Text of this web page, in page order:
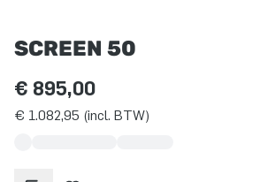
SCREEN 50
€ 895,00
€ 1.082,95 (incl. BTW)